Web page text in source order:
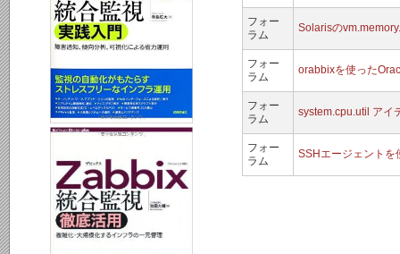
フォー
ラム
Solarisの
フォー
ラム
orabbixを使った
フォー
ラム
system.cpu.util アイ
フォー
ラム
SSHエージェントを